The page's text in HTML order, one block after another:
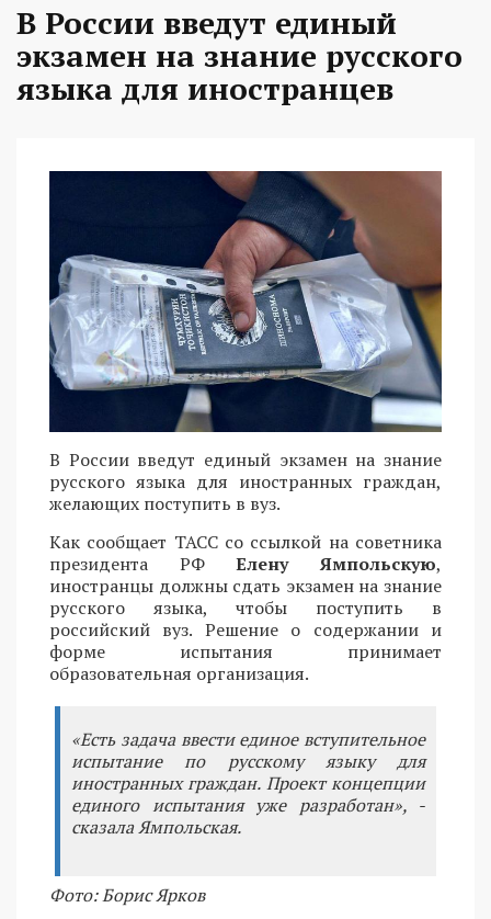
В России введут единый
экзамен на знание русского
языка для иностранцев
В России введут единый экзамен на знание
русского языка для иностранных граждан,
желающих поступить в вуз.
Как сообщает ТАСС со ссылкой на советника
президента РФЕлену Ямпольскую,
иностранцы должны сдать экзамен на знание
русского языка, чтобы поступить в
российский вуз. Решение о содержании и
форме испытания принимает
образовательная организация.
«Есть задача ввести единое вступительное
испытание по русскому языку для
иностранных граждан. Проект концепции
единого испытания уже разработан», -
сказала Ямпольская.
Фото: Борис Ярков